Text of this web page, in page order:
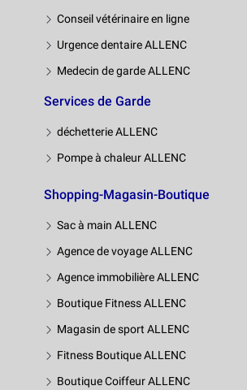
Conseil vétérinaire en ligne
Urgence dentaire ALLENC
Medecin de garde ALLENC
Services de Garde
déchetterie ALLENC
Pompe à chaleur ALLENC
Shopping-Magasin-Boutique
Sac à main ALLENC
Agence de voyage ALLENC
Agence immobilière ALLENC
Boutique Fitness ALLENC
Magasin de sport ALLENC
Fitness Boutique ALLENC
Boutique Coiffeur ALLENC